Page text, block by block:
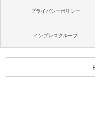
プライバシーポリシー
インプレスグループ